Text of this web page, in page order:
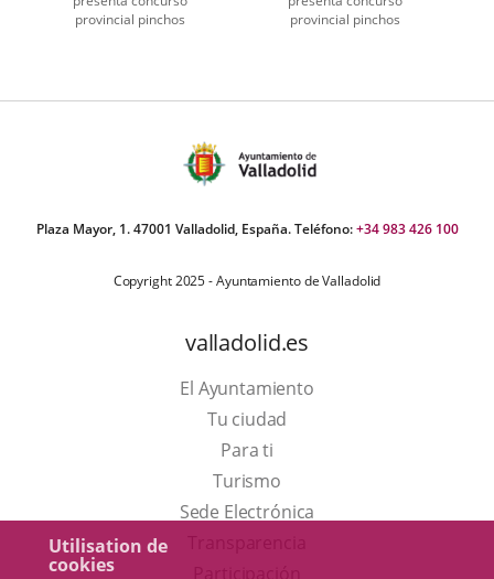
Utilisation de
cookies
provincial pinchos
provincial pinchos
Plaza Mayor, 1. 47001 Valladolid, España. Teléfono:+34 983 426 100
Copyright 2025 - Ayuntamiento de Valladolid
valladolid.es
El Ayuntamiento
Tu ciudad
Para ti
TurismoEste
enlace
Sede Electrónica